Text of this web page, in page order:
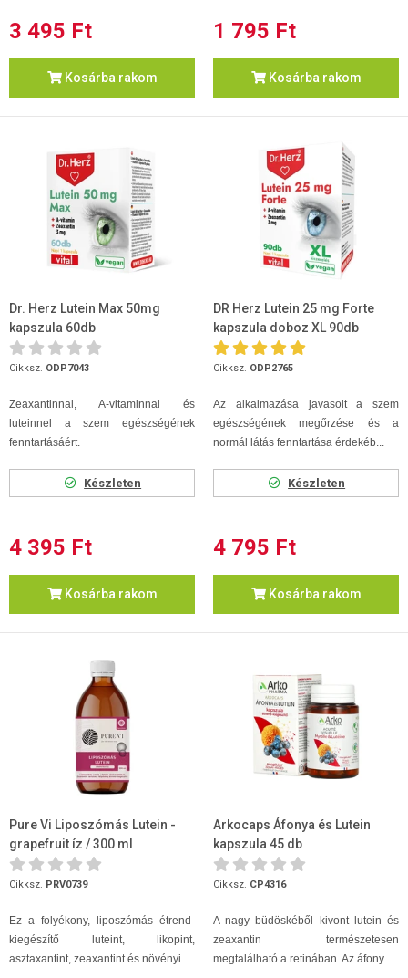
3 495 Ft
Kosárba rakom
1 795 Ft
Kosárba rakom
Dr. Herz Lutein Max 50mg
kapszula 60db
Cikksz. ODP7043
Zeaxantinnal, A-vitaminnal és
luteinnel a szem egészségének
fenntartásáért.
Készleten
4 395 Ft
Kosárba rakom
DR Herz Lutein 25 mg Forte
kapszula doboz XL 90db
Cikksz. ODP2765
Az alkalmazása javasolt a szem
egészségének megőrzése és a
normál látás fenntartása érdekéb...
Készleten
4 795 Ft
Kosárba rakom
Pure Vi Liposzómás Lutein -
grapefruit íz / 300 ml
Cikksz. PRV0739
Ez a folyékony, liposzómás étrend-
kiegészítő luteint, likopint,
asztaxantint, zeaxantint és növényi...
Arkocaps Áfonya és Lutein
kapszula 45 db
Cikksz. CP4316
A nagy büdöskéből kivont lutein és
zeaxantin természetesen
megtalálható a retinában. Az áfony...